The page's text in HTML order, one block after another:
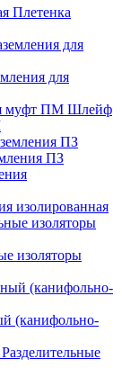
Плетенка
для
Шлейф
ПЗ
изолированная
изоляторы
(канифольно-
Разделительные